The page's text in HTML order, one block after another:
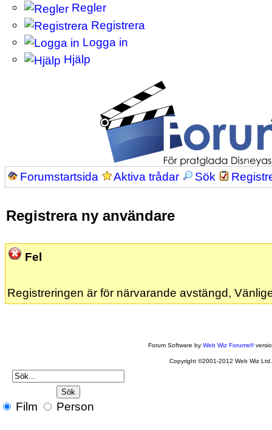
Regler
Registrera
Logga in
Hjälp
Forumstartsida Aktiva trådar Sök
Registrera ny användare
Fel
Registreringen är för närvarande avstängd,
Forum Software byWeb Wiz Forums®
Copyright ©2001-2012 Web Wiz Ltd.
Film Person